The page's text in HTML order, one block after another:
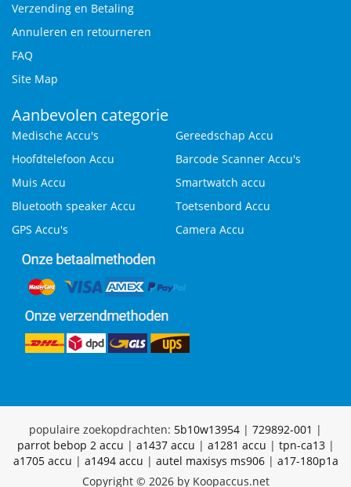
Verzending en Betaling
Annuleren en retourneren
FAQ
Site Map
Aanbevolen categorie
Medische Accu's
Gereedschap Accu
Hoofdtelefoon Accu
Barcode Scanner Accu's
Muis Accu
Smartwatch accu
Bluetooth speaker Accu
Toetsenbord Accu
GPS Accu's
Camera Accu
populaire zoekopdrachten: 5b10w13954 | 729892-001 |
parrot bebop 2 accu | a1437 accu | a1281 accu | tpn-ca13|
a1705 accu | a1494 accu | autel maxisys ms906| a17-180p1a
Copyright © 2026 by Koopaccus.net